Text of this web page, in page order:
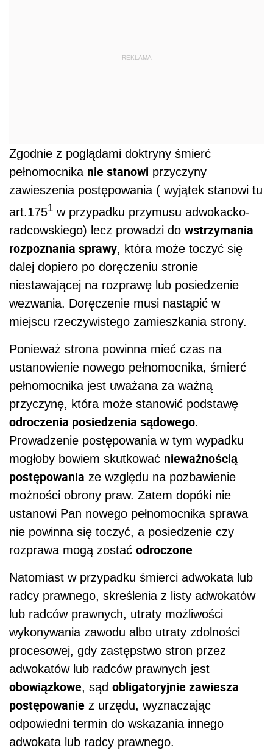
REKLAMA
Zgodnie z poglądami doktryny śmierć
pełnomocnika nie stanowi przyczyny
zawieszenia postępowania ( wyjątek stanowi tu
art.1751 w przypadku przymusu adwokacko-
radcowskiego) lecz prowadzi do wstrzymania
rozpoznania sprawy, która może toczyć się
dalej dopiero po doręczeniu stronie
niestawającej na rozprawę lub posiedzenie
wezwania. Doręczenie musi nastąpić w
miejscu rzeczywistego zamieszkania strony.
Ponieważ strona powinna mieć czas na
ustanowienie nowego pełnomocnika, śmierć
pełnomocnika jest uważana za ważną
przyczynę, która może stanowić podstawę
odroczenia posiedzenia sądowego.
Prowadzenie postępowania w tym wypadku
mogłoby bowiem skutkować nieważnością
postępowania ze względu na pozbawienie
możności obrony praw. Zatem dopóki nie
ustanowi Pan nowego pełnomocnika sprawa
nie powinna się toczyć, a posiedzenie czy
rozprawa mogą zostać odroczone
Natomiast w przypadku śmierci adwokata lub
radcy prawnego, skreślenia z listy adwokatów
lub radców prawnych, utraty możliwości
wykonywania zawodu albo utraty zdolności
procesowej, gdy zastępstwo stron przez
adwokatów lub radców prawnych jest
obowiązkowe, sąd obligatoryjnie zawiesza
postępowanie z urzędu, wyznaczając
odpowiedni termin do wskazania innego
adwokata lub radcy prawnego.